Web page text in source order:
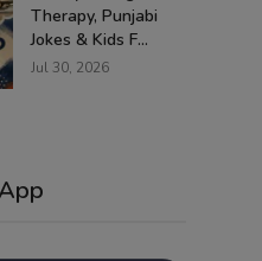
Therapy, Punjabi
Jokes & Kids F...
Jul 30, 2026